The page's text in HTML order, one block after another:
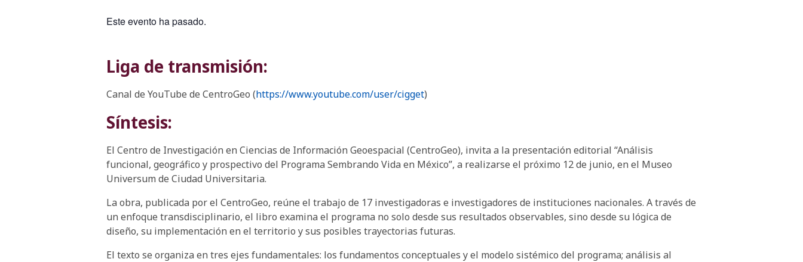
Este evento ha pasado.
Liga de transmisión:
Canal de YouTube de CentroGeo (https://www.youtube.com/user/cigget)
Síntesis:
El Centro de Investigación en Ciencias de Información Geoespacial (CentroGeo), invita a la presentación editorial “Análisis
funcional, geográfico y prospectivo del Programa Sembrando Vida en México”, a realizarse el próximo 12 de junio, en el Museo
Universum de Ciudad Universitaria.
La obra, publicada por el CentroGeo, reúne el trabajo de 17 investigadoras e investigadores de instituciones nacionales. A través de
un enfoque transdisciplinario, el libro examina el programa no solo desde sus resultados observables, sino desde su lógica de
diseño, su implementación en el territorio y sus posibles trayectorias futuras.
El texto se organiza en tres ejes fundamentales: los fundamentos conceptuales y el modelo sistémico del programa; análisis al